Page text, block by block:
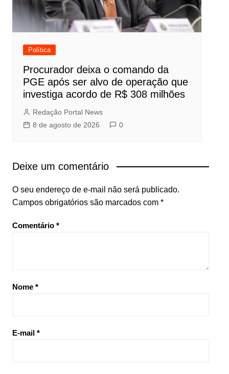
Política
Procurador deixa o comando da
PGE após ser alvo de operação que
investiga acordo de R$ 308 milhões
Redação Portal News
8 de agosto de 2026
0
Deixe um comentário
O seu endereço de e-mail não será publicado.
Campos obrigatórios são marcados com *
Comentário *
Nome *
E-mail *